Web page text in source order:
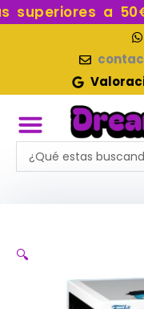
Ir
a 50€
Search
...
🔍